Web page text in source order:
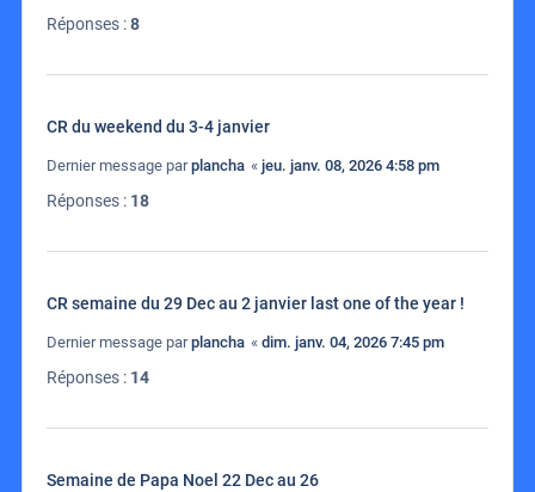
Réponses :8
CR du weekend du 3-4 janvier
Dernier message parplancha « jeu. janv. 08, 2026 4:58 pm
Réponses : 18
CR semaine du 29 Dec au 2 janvier last one of the year !
Dernier message parplancha « dim. janv. 04, 2026 7:45 pm
Réponses : 14
Semaine de Papa Noel 22 Dec au 26